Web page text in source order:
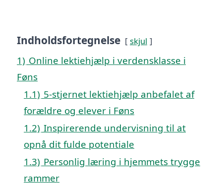
Indholdsfortegnelse skjul
1) Online lektiehjælp i verdensklasse i
Føns
1.1) 5-stjernet lektiehjælp anbefalet af
forældre og elever i Føns
1.2) Inspirerende undervisning til at
opnå dit fulde potentiale
1.3) Personlig læring i hjemmets trygge
rammer